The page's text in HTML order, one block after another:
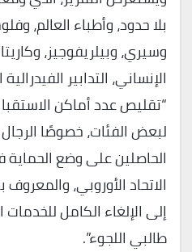
بلا حدود، وأطباء العالم،
وسيري، وبيلريفوجيز،
الإنساني، التدابير
“تقليص عدد أماكن
لبعض الفئات، خصوصًا
الحاصلين على وضع
إلى الإلغاء الكامل
طالبي اللجوء”.